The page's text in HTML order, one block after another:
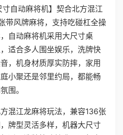
寸自动麻将机】契合北方混江
带风牌麻将，支持吃碰杠全操
自动麻将机采用大尺寸桌
适合多人围坐娱乐，洗牌快
，机身材质厚实防摔，家用
小聚还是邻里约局，都能畅
围。
混江龙麻将玩法，兼容136张
牌型灵活多样，机器大尺寸